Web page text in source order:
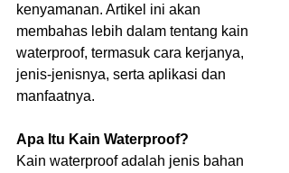
kenyamanan. Artikel ini akan
membahas lebih dalam tentang kain
waterproof, termasuk cara kerjanya,
jenis-jenisnya, serta aplikasi dan
manfaatnya.
Apa Itu Kain Waterproof?
Kain waterproof adalah jenis bahan